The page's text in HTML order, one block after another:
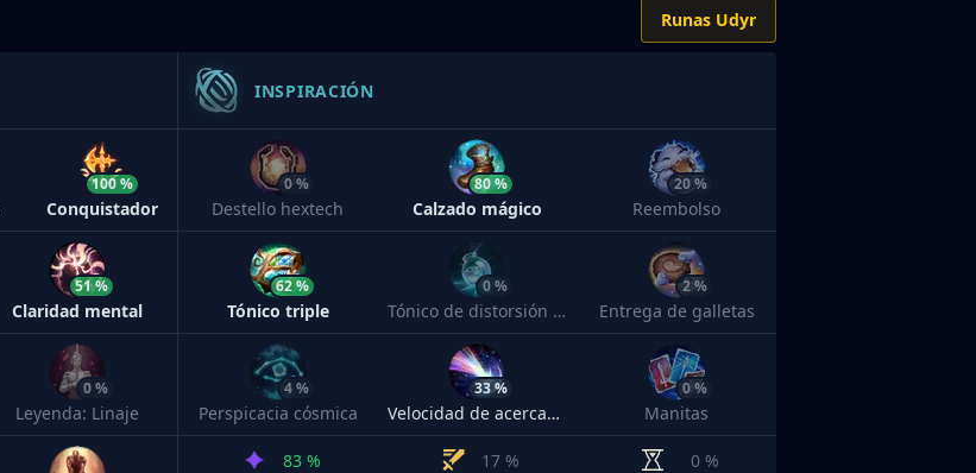
Runas Udyr
100 %
Conquistador
51 %
Claridad mental
0 %
Leyenda: Linaje
INSPIRACIÓN
0 %
Destello hextech
80 %
Calzado mágico
20 %
Reembolso
62 %
Tónico triple
0 %
Tónico de distorsión temporal
2 %
Entrega de galletas
4 %
Perspicacia cósmica
33 %
Velocidad de acercamiento
0 %
Manitas
83 % 17 %
0 %